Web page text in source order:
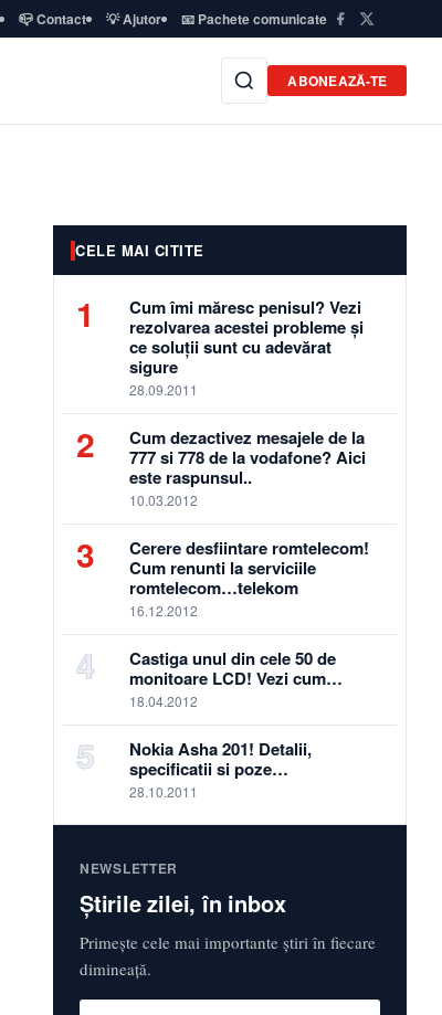
📪 Contact 💡 Ajutor 📧 Pachete comunicate
ABONEAZĂ-TE
CELE MAI CITITE
1
Cum îmi măresc penisul? Vezi
rezolvarea acestei probleme și
ce soluții sunt cu adevărat
sigure
28.09.2011
2
Cum dezactivez mesajele de la
777 si 778 de la vodafone? Aici
este raspunsul..
10.03.2012
3
Cerere desfiintare romtelecom!
Cum renunti la serviciile
romtelecom…telekom
16.12.2012
4
Castiga unul din cele 50 de
monitoare LCD! Vezi cum…
18.04.2012
5
Nokia Asha 201! Detalii,
specificatii si poze…
28.10.2011
NEWSLETTER
Știrile zilei, în inbox
Primește cele mai importante știri în fiecare
dimineață.